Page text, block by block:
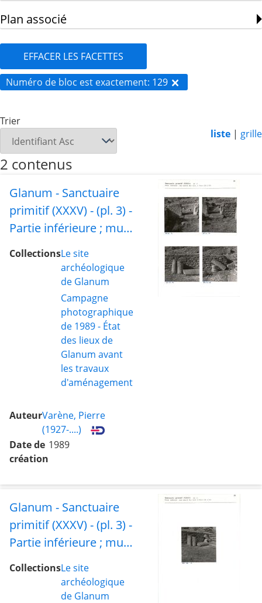
Plan associé
EFFACER LES FACETTES
Numéro de bloc est exactement 129
Trier
liste | grille
2 contenus
Glanum - Sanctuaire
primitif (XXXV) - (pl. 3) -
Partie inférieure ; mur
ouest-d, face ouest, et
blocs 126 à 133
CollectionsLe site
archéologique
de Glanum
Campagne
photographique
de 1989 - État
des lieux de
Glanum avant
les travaux
d'aménagement
AuteurVarène, Pierre
(1927-....)
Date de
création
1989
Glanum - Sanctuaire
primitif (XXXV) - (pl. 3) -
Partie inférieure ; mur
ouest-d, face ouest, et
blocs 129 à 133
CollectionsLe site
archéologique
de Glanum